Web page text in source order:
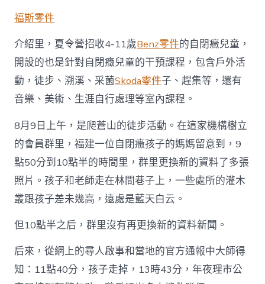
福斯零件
介紹里，夏令營招收4-11歲Benz零件的自閉癥兒童，
開設的也是針對自閉癥兒童的干預課程，包含戶外活
動，徒步、溯溪、采菌Skoda零件子、趕集等，還有
音樂、美術、生涯自行處理等室內課程。
8月9日上午，是爬蒼山的徒步活動。在這家機構樹立
的會員群里，福建一位自閉癥孩子的媽媽留意到，9
點50分到10點半的時間里，群里更換新的資料了多張
照片。孩子和老師走在林間巷子上，一些處所的灌木
叢跟孩子差未幾高，遠處是藍天白云。
但10點半之后，群里沒有再更換新的資料新聞。
后來，從網上的尋人啟事和當地的官方通報中大師得
知：11點40分，孩子走掉，13時43分，年夜理市公